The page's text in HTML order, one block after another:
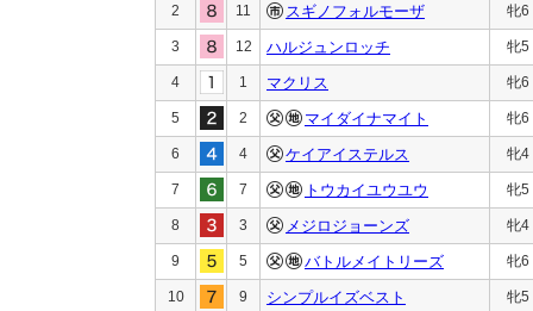
2 11 スギノフォルモーザ 牝6
3 12 ハルジュンロッチ 牝5
4 1 マクリス 牝6
5 2 マイダイナマイト 牝6
6 4 ケイアイステルス 牝4
7 7 トウカイユウユウ 牝5
8 3 メジロジョーンズ 牝4
9 5 バトルメイトリーズ 牝6
10 9 シンプルイズベスト 牝5